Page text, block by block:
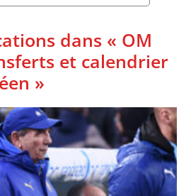
dans « OM
et calendrier
»